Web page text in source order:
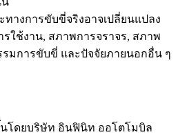
ทางการขับขี่จริงอาจเปลี่ยนแปลง
ใช้งาน, สภาพการจราจร, สภาพ
รมการขับขี่ และปัจจัยภายนอกอื่น ๆ
ยบริษัท อินฟินิท ออโตโมบิล